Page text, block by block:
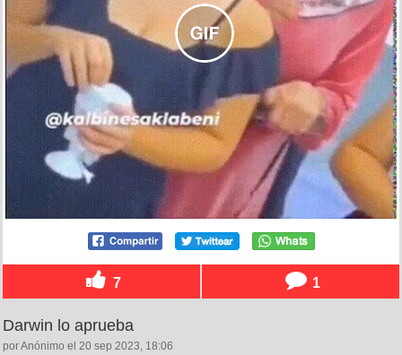
7 1
Darwin lo aprueba
por Anónimo el 20 sep 2023, 18:06